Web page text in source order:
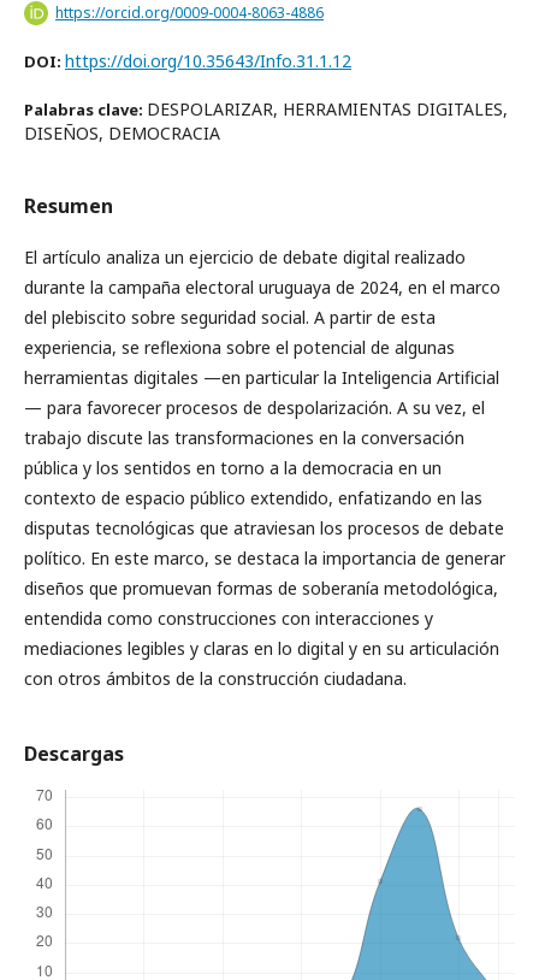
https://orcid.org/0009-0004-8063-4886
DOI: https://doi.org/10.35643/Info.31.1.12
Palabras clave: DESPOLARIZAR, HERRAMIENTAS DIGITALES,
DISEÑOS, DEMOCRACIA
Resumen
El artículo analiza un ejercicio de debate digital realizado
durante la campaña electoral uruguaya de 2024, en el marco
del plebiscito sobre seguridad social. A partir de esta
experiencia, se reflexiona sobre el potencial de algunas
herramientas digitales —en particular la Inteligencia Artificial
— para favorecer procesos de despolarización. A su vez, el
trabajo discute las transformaciones en la conversación
pública y los sentidos en torno a la democracia en un
contexto de espacio público extendido, enfatizando en las
disputas tecnológicas que atraviesan los procesos de debate
político. En este marco, se destaca la importancia de generar
diseños que promuevan formas de soberanía metodológica,
entendida como construcciones con interacciones y
mediaciones legibles y claras en lo digital y en su articulación
con otros ámbitos de la construcción ciudadana.
Descargas